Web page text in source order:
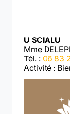
U SCIALU
Mme
Tél. : 06 83
Activité :